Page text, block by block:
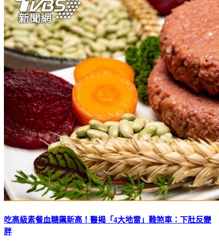
吃高級素餐血糖飆新高！醫揭「4大地雷」難煞車：下肚反變
胖